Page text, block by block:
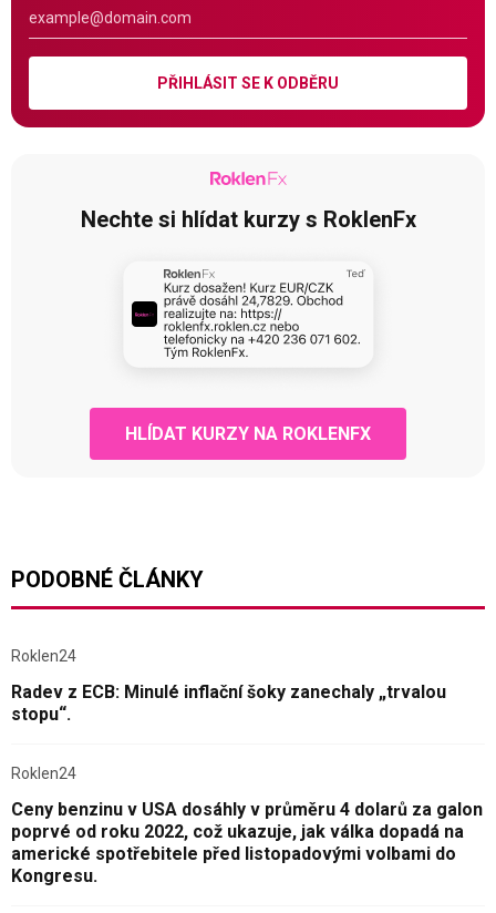
PŘIHLÁSIT SE K ODBĚRU
Nechte si hlídat kurzy s RoklenFx
HLÍDAT KURZY NA ROKLENFX
PODOBNÉ ČLÁNKY
Roklen24
Radev z ECB: Minulé inflační šoky zanechaly „trvalou
stopu“.
Roklen24
Ceny benzinu v USA dosáhly v průměru 4 dolarů za galon
poprvé od roku 2022, což ukazuje, jak válka dopadá na
americké spotřebitele před listopadovými volbami do
Kongresu.